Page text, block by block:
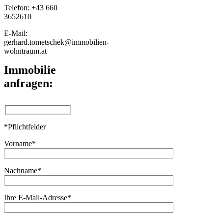
Telefon: +43 660
3652610
E-Mail:
gerhard.tometschek@immobilien-
wohntraum.at
Immobilie
anfragen:
*Pflichtfelder
Vorname*
Nachname*
Ihre E-Mail-Adresse*